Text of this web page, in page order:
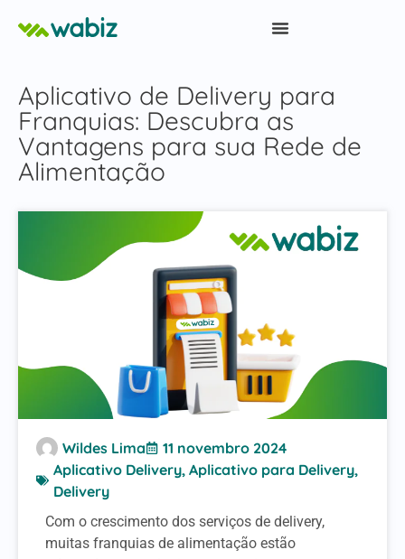
Aplicativo de Delivery para
Franquias: Descubra as
Vantagens para sua Rede de
Alimentação
Wildes Lima
11 novembro 2024
Aplicativo Delivery, Aplicativo para Delivery,
Delivery
Com o crescimento dos serviços de delivery,
muitas franquias de alimentação estão